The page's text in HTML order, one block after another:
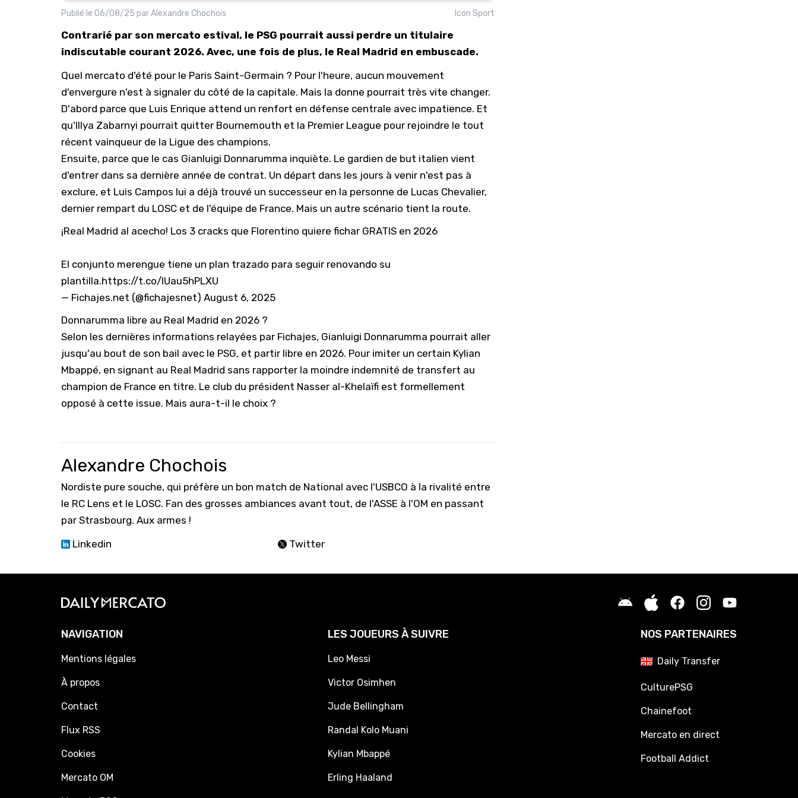
Publié le 06/08/25 parAlexandre Chochois Icon Sport
Contrarié par son mercato estival, le PSG pourrait aussi perdre un titulaire
indiscutable courant 2026. Avec, une fois de plus, le Real Madrid en embuscade.
Quel mercato d'été pour le Paris Saint-Germain ? Pour l'heure, aucun mouvement
d'envergure n'est à signaler du côté de la capitale. Mais la donne pourrait très vite changer.
D'abord parce que Luis Enrique attend un renfort en défense centrale avec impatience. Et
qu'Illya Zabarnyi pourrait quitter Bournemouth et la Premier League pour rejoindre le tout
récent vainqueur de la Ligue des champions.
Ensuite, parce que le cas Gianluigi Donnarumma inquiète. Le gardien de but italien vient
d'entrer dans sa dernière année de contrat. Un départ dans les jours à venir n'est pas à
exclure, et Luis Campos lui a déjà trouvé un successeur en la personne de Lucas Chevalier,
dernier rempart du LOSC et de l'équipe de France. Mais un autre scénario tient la route.
¡Real Madrid al acecho! Los 3 cracks que Florentino quiere fichar GRATIS en 2026
El conjunto merengue tiene un plan trazado para seguir renovando su
plantilla.https://t.co/lUau5hPLXU
— Fichajes.net (@fichajesnet) August 6, 2025
Donnarumma libre au Real Madrid en 2026 ?
Selon les dernières informations relayées par Fichajes, Gianluigi Donnarumma pourrait aller
jusqu'au bout de son bail avec le PSG, et partir libre en 2026. Pour imiter un certain Kylian
Mbappé, en signant au Real Madrid sans rapporter la moindre indemnité de transfert au
champion de France en titre. Le club du président Nasser al-Khelaïfi est formellement
opposé à cette issue. Mais aura-t-il le choix ?
Alexandre Chochois
Nordiste pure souche, qui préfère un bon match de National avec l'USBCO à la rivalité entre
le RC Lens et le LOSC. Fan des grosses ambiances avant tout, de l'ASSE à l'OM en passant
par Strasbourg. Aux armes !
Linkedin
Twitter
NAVIGATION
Mentions légales
À propos
Contact
Flux RSS
Cookies
Mercato OM
LES JOUEURS À SUIVRE
Leo Messi
Victor Osimhen
Jude Bellingham
Randal Kolo Muani
Kylian Mbappé
Erling Haaland
NOS PARTENAIRES
Daily Transfer
CulturePSG
Chainefoot
Mercato en direct
Football Addict